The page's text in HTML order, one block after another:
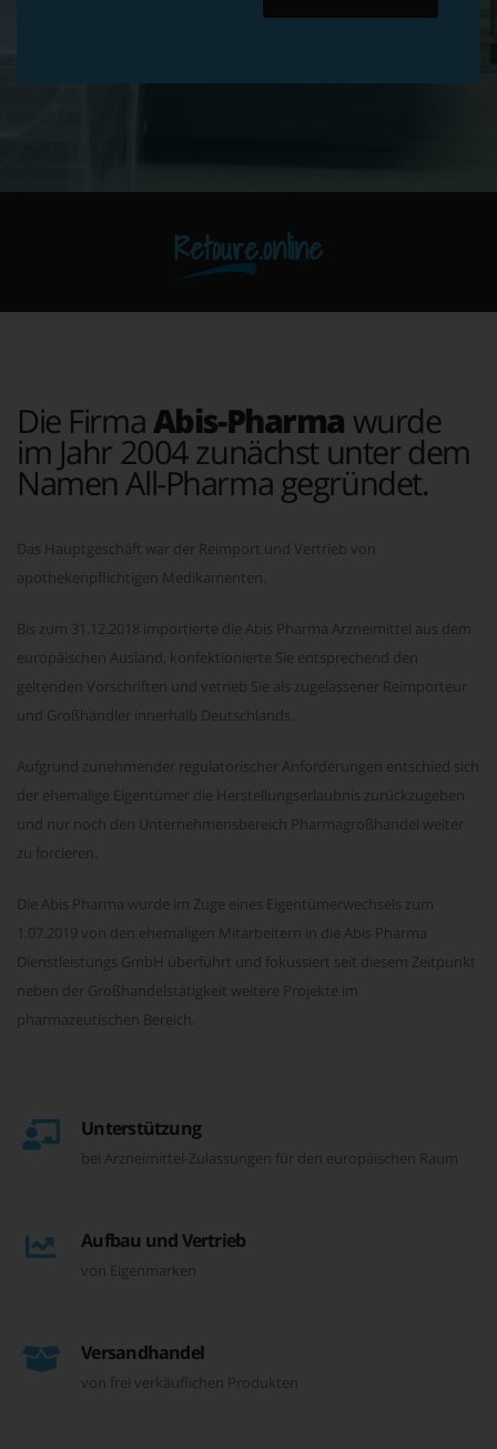
Retoure.online
Die Firma Abis-Pharma wurde
im Jahr 2004 zunächst unter dem
Namen All-Pharma gegründet.
Das Hauptgeschäft war der Reimport und Vertrieb von
apothekenpflichtigen Medikamenten.
Bis zum 31.12.2018 importierte die Abis Pharma Arzneimittel aus dem
europäischen Ausland, konfektionierte Sie entsprechend den
geltenden Vorschriften und vetrieb Sie als zugelassener Reimporteur
und Großhändler innerhalb Deutschlands.
Aufgrund zunehmender regulatorischer Anforderungen entschied sich
der ehemalige Eigentümer die Herstellungserlaubnis zurückzugeben
und nur noch den Unternehmensbereich Pharmagroßhandel weiter
zu forcieren.
Die Abis Pharma wurde im Zuge eines Eigentümerwechsels zum
1.07.2019 von den ehemaligen Mitarbeitern in die Abis Pharma
Dienstleistungs GmbH überführt und fokussiert seit diesem Zeitpunkt
neben der Großhandelstätigkeit weitere Projekte im
pharmazeutischen Bereich.
Unterstützung
bei Arzneimittel-Zulassungen für den europäischen Raum
Aufbau und Vertrieb
von Eigenmarken
Versandhandel
von frei verkäuflichen Produkten